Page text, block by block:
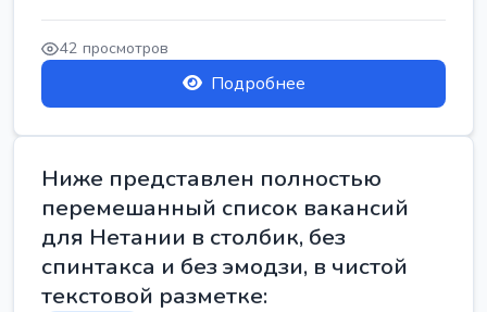
Разнорабочий на сборку м...
42 просмотров
Подробнее
Ниже представлен полностью
перемешанный список вакансий
для Нетании в столбик, без
спинтакса и без эмодзи, в чистой
текстовой разметке: